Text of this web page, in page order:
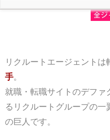
リクルートエージェント
手。
就職・転職サイトのデファ
るリクルートグループの一
の巨人です。